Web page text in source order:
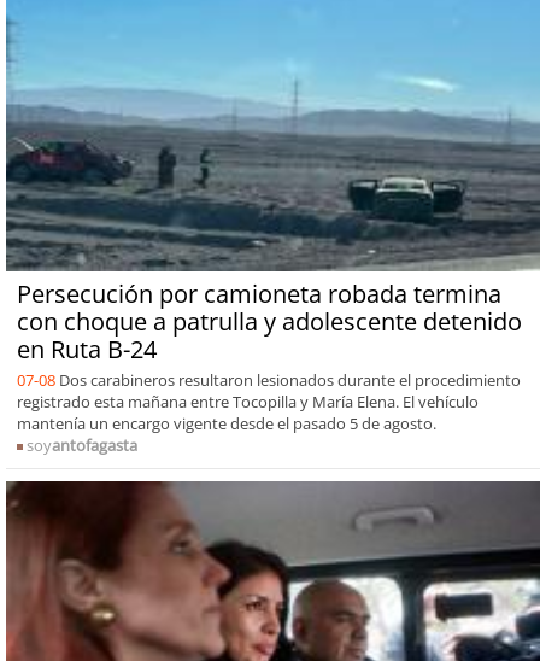
Persecución por camioneta robada termina
con choque a patrulla y adolescente detenido
en Ruta B-24
07-08 Dos carabineros resultaron lesionados durante el procedimiento
registrado esta mañana entre Tocopilla y María Elena. El vehículo
mantenía un encargo vigente desde el pasado 5 de agosto.
soyantofagasta